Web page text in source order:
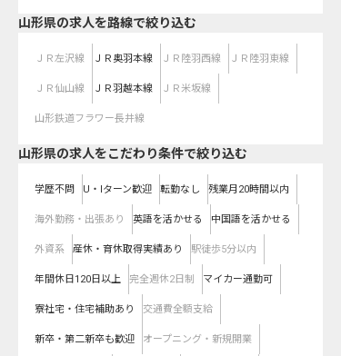
山形県の求人を路線で絞り込む
ＪＲ左沢線 ＪＲ奥羽本線 ＪＲ陸羽西線 ＪＲ陸羽東線
ＪＲ仙山線 ＪＲ羽越本線 ＪＲ米坂線
山形鉄道フラワー長井線
山形県の求人をこだわり条件で絞り込む
学歴不問 U・Iターン歓迎 転勤なし 残業月20時間以内
海外勤務・出張あり 英語を活かせる 中国語を活かせる
外資系 産休・育休取得実績あり 駅徒歩5分以内
年間休日120日以上 完全週休2日制 マイカー通勤可
寮社宅・住宅補助あり 交通費全額支給
新卒・第二新卒も歓迎 オープニング・新規開業